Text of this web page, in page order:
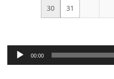
30 31
Audio
Player
00:00